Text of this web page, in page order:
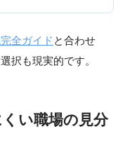
全ガイド と合わせ
択も現実的です。
い職場の見分